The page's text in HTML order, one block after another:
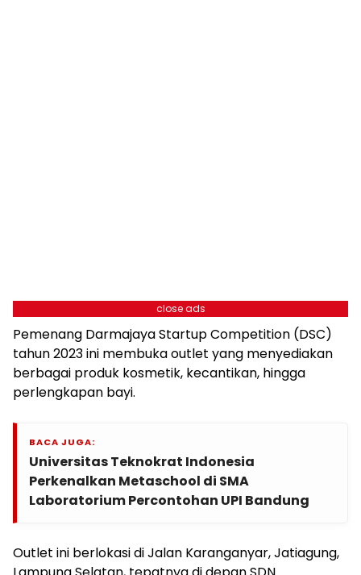
close ads
Pemenang Darmajaya Startup Competition (DSC)
tahun 2023 ini membuka outlet yang menyediakan
berbagai produk kosmetik, kecantikan, hingga
perlengkapan bayi.
BACA JUGA:
Universitas Teknokrat Indonesia
Perkenalkan Metaschool di SMA
Laboratorium Percontohan UPI Bandung
Outlet ini berlokasi di Jalan Karanganyar, Jatiagung,